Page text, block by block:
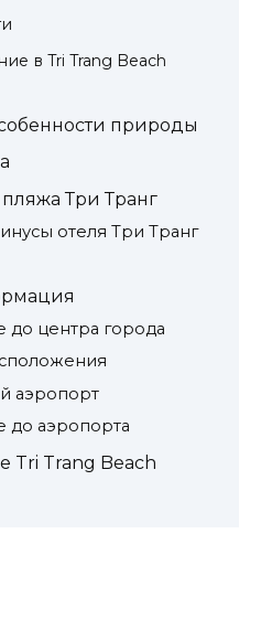
в Tri Trang Beach
природы
Три Транг
отеля Три Транг
до центра города
аэропорт
до аэропорта
Tri Trang Beach